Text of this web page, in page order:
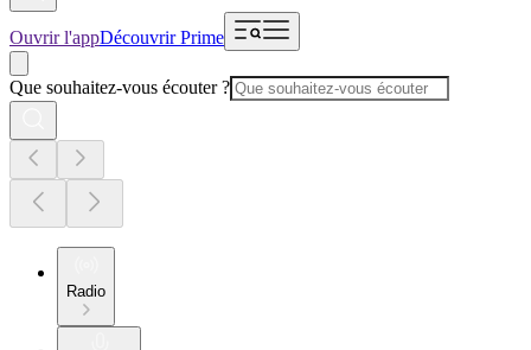
Ouvrir l'appDécouvrir Prime
Que souhaitez-vous écouter ?
Radio